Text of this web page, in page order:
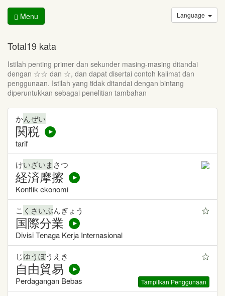
Menu Language
Total19 kata
Istilah penting primer dan sekunder masing-masing ditandai
dengan ☆☆ dan ☆, dan dapat disertai contoh kalimat dan
penggunaan. Istilah yang tidak ditandai dengan bintang
diperuntukkan sebagai penelitian tambahan
かんぜい
関税
tarif
けいざいま さつ
経済摩擦
Konflik ekonomi
こ くさいぶんぎょう
国際分業
Divisi Tenaga Kerja Internasional
じゆうぼうえき
自由貿易
Tampilkan Penggunaan
Perdagangan Bebas